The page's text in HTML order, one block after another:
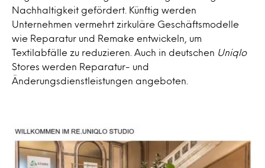
Nachhaltigkeit gefördert. Künftig werden
Unternehmen vermehrt zirkuläre Geschäftsmodelle
wie Reparatur und Remake entwickeln, um
Textilabfälle zu reduzieren. Auch in deutschen Uniqlo
Stores werden Reparatur- und
Änderungsdienstleistungen angeboten.